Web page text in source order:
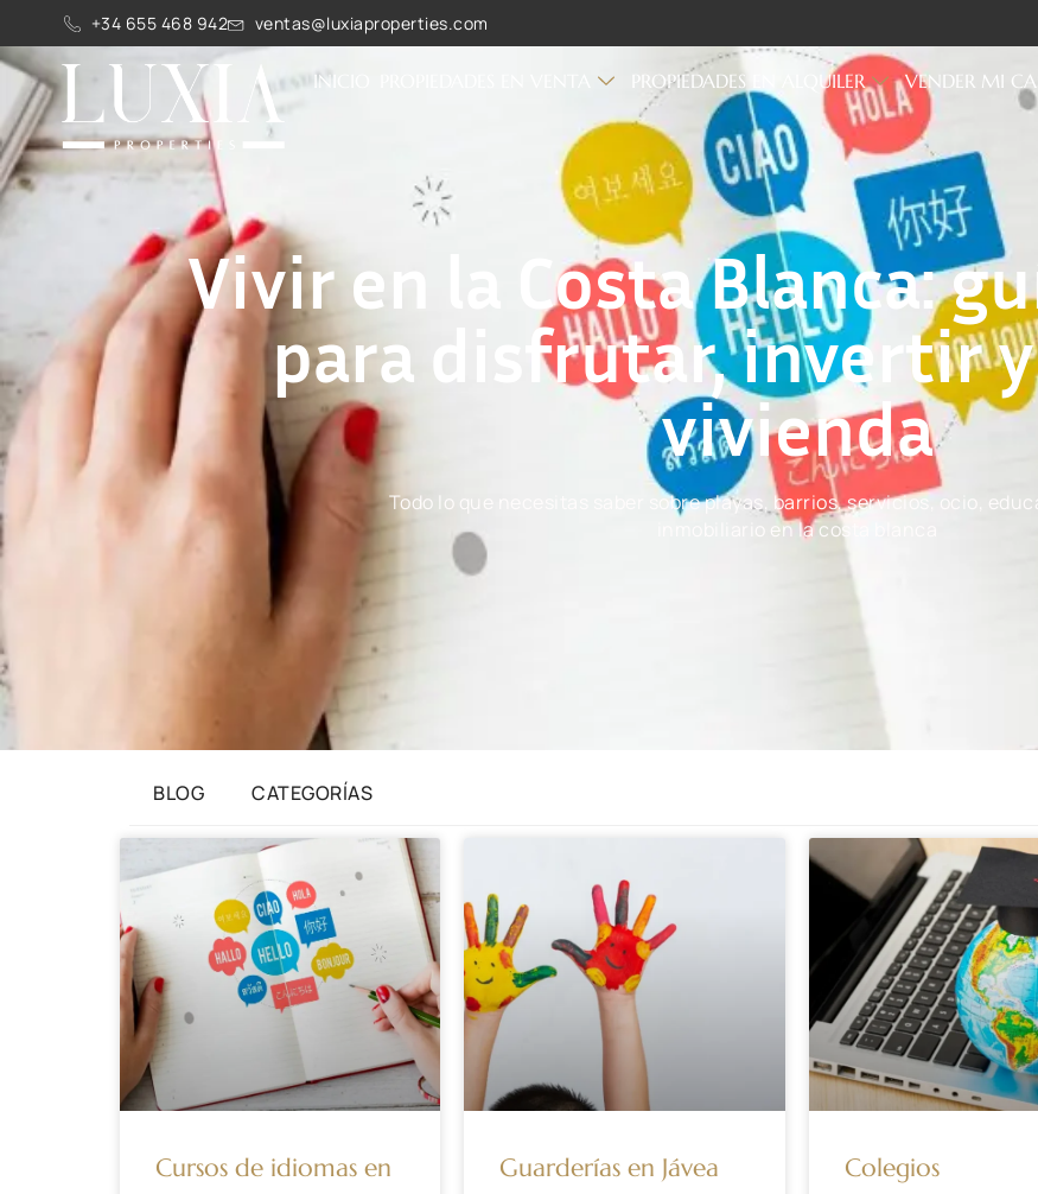
+34 655 468 942 ventas@luxiaproperties.com
INICIO PROPIEDADES EN ALQUILER VENDER MI
Vivir en la Costa Blanca:
para disfrutar, invertir
vivienda
Todo lo que necesitas saber sobre playas, barrios, servicios, ocio,
inmobiliario en la costa blanca
BLOG CATEGORÍAS
Cursos de idiomas en
Guarderías en Jávea
Colegios